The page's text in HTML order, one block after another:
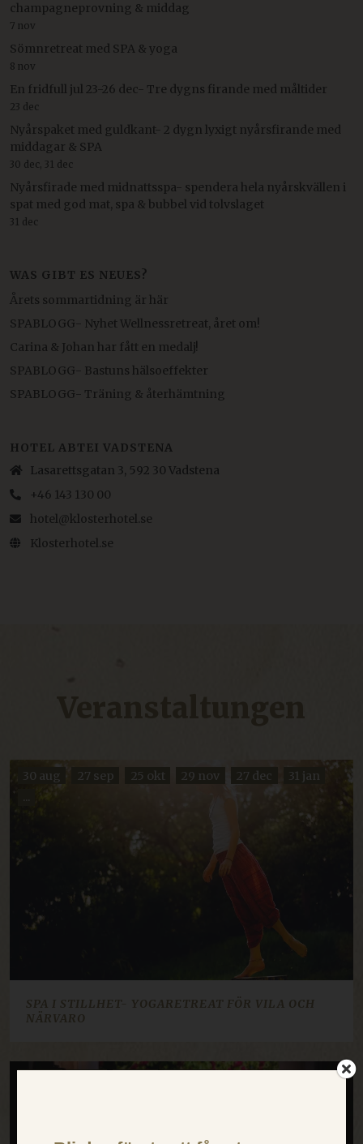
champagneprovning & middag
7 nov
Sömnretreat med SPA & yoga
8 nov
En fridfull jul 23-26 dec- Tre dygns firande med måltider
23 dec
Nyårspaket med guldkant- 2 dygn lyxigt nyårsfirande med
middagar & SPA
30 dec, 31 dec
Nyårsfirade med midnattsspa- spendera hela nyårskvällen i
spat med god mat, spa & bubbel vid tolvslaget
31 dec
WAS GIBT ES NEUES?
Årets sommartidning är här
SPABLOGG- Nyhet Wellnessretreat, året om!
Carina & Johan har fått en medalj!
SPABLOGG- Bastuns hälsoeffekter
SPABLOGG- Träning & återhämtning
HOTEL ABTEI VADSTENA
Lasarettsgatan 3, 592 30 Vadstena
+46 143 130 00
hotel@klosterhotel.se
Klosterhotel.se
30 aug 27 sep 25 okt 29 nov 27 dec
31 jan
...
SPA I STILLHET- YOGARETREAT FÖR VILA OCH
NÄRVARO